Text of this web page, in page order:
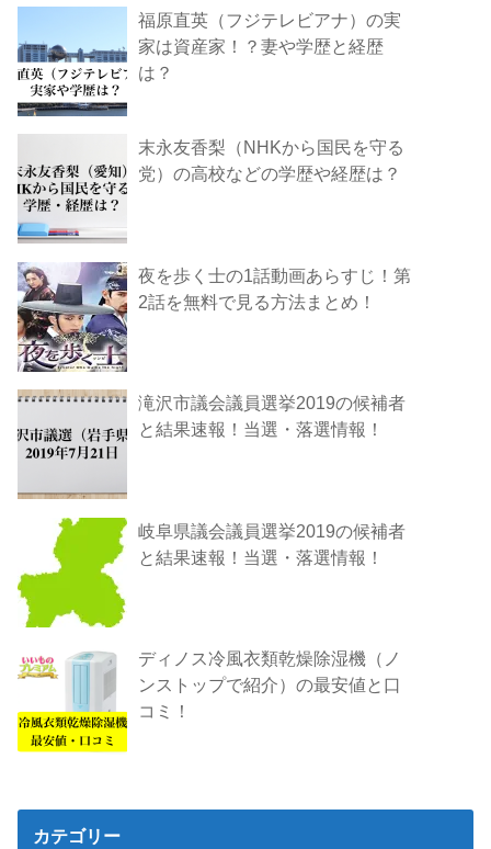
福原直英（フジテレビアナ）の実
家は資産家！？妻や学歴と経歴
は？
末永友香梨（NHKから国民を守る
党）の高校などの学歴や経歴は？
夜を歩く士の1話動画あらすじ！第
2話を無料で見る方法まとめ！
滝沢市議会議員選挙2019の候補者
と結果速報！当選・落選情報！
岐阜県議会議員選挙2019の候補者
と結果速報！当選・落選情報！
ディノス冷風衣類乾燥除湿機（ノ
ンストップで紹介）の最安値と口
コミ！
カテゴリー